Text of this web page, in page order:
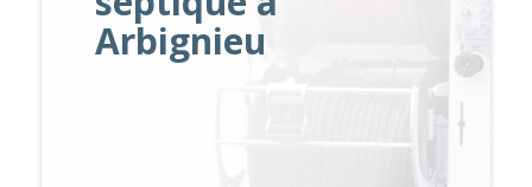
Arbignieu